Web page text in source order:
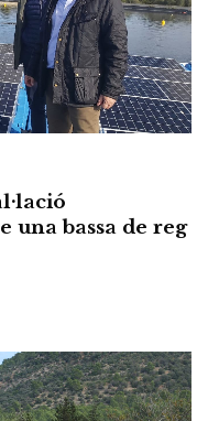
una bassa de reg